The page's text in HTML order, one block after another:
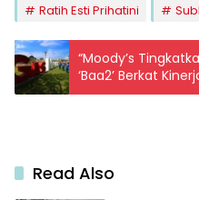
Ratih Esti Prihatini
“Moody’s
‘Baa2’ Berkat
Kuat”
Read Also